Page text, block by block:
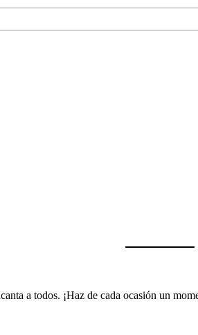
a todos. ¡Haz de cada ocasión un